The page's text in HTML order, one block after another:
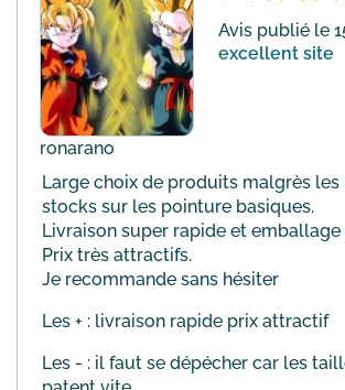
ronarano
Avis publié le
excellent site
Large choix de produits malgrès
stocks sur les pointure basiques.
Livraison super rapide et
Prix très attractifs.
Je recommande sans hésiter
Les + : livraison rapide prix attractif
Les - : il faut se dépécher car les